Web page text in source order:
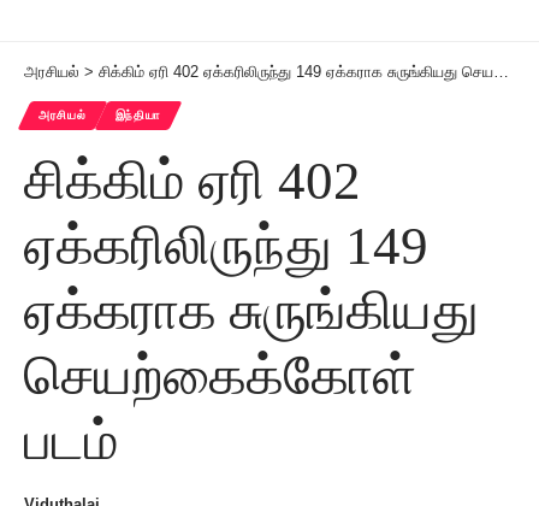
அரசியல் > சிக்கிம் ஏரி 402 ஏக்கரிலிருந்து 149 ஏக்கராக சுருங்கியது செயற்கைக்கோள் படம்
அரசியல் இந்தியா
சிக்கிம் ஏரி 402
ஏக்கரிலிருந்து 149
ஏக்கராக சுருங்கியது
செயற்கைக்கோள்
படம்